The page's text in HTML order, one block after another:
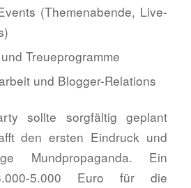
(Themenabende, Live-
Treueprogramme
und Blogger-Relations
sollte sorgfältig geplant
den ersten Eindruck und
Mundpropaganda. Ein
5.000 Euro für die